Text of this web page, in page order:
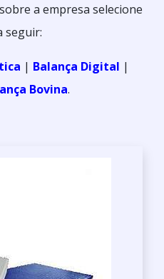
a empresa selecione
seguir:
| Balança Digital |
Bovina.